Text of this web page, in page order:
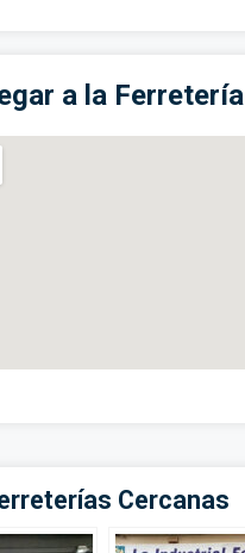
a la Ferretería
Cercanas